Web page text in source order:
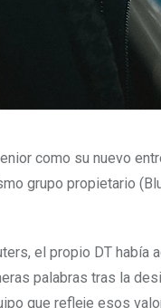
como su nuevo
grupo propietario
el propio DT había
palabras tras la
que refleje esos